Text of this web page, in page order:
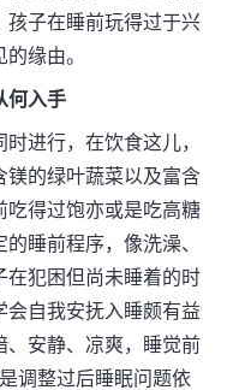
孩子在睡前玩得过于兴
缘由。
何入手
进行，在饮食这儿，
镁的绿叶蔬菜以及富含
吃得过饱亦或是吃高糖
睡前程序，像洗澡、
在犯困但尚未睡着的时
会自我安抚入睡颇有益
、安静、凉爽，睡觉前
调整过后睡眠问题依